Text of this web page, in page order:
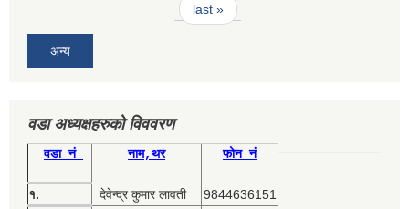
last »
अन्य
वडा अध्यक्षहरुको विववरण
वडा नं नाम,थर फोन नं
१. देवेन्द्र कुमार लावती
9844636151